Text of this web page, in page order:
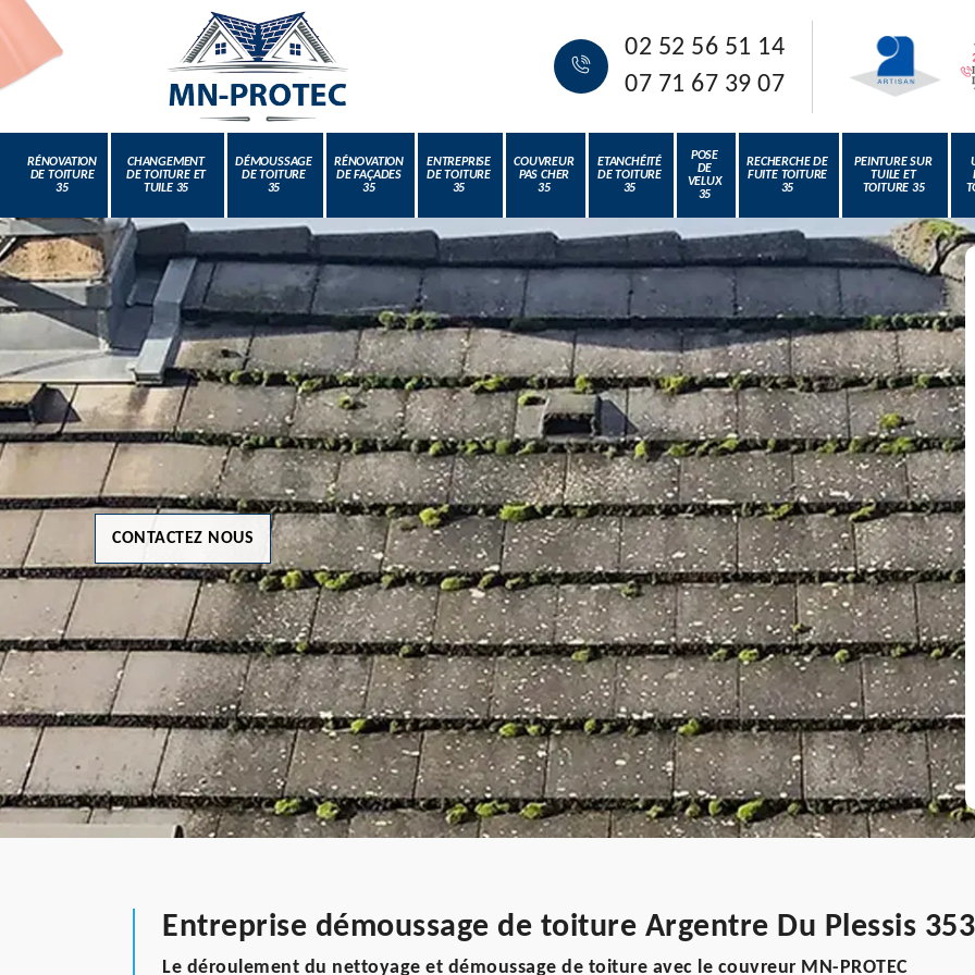
02 52 56 51 14
07 71 67 39 07
RÉNOVATION
DE TOITURE
35
CHANGEMENT
DE TOITURE ET
TUILE 35
DÉMOUSSAGE
DE TOITURE
35
RÉNOVATION
DE FAÇADES
35
ENTREPRISE
DE TOITURE
35
COUVREUR
PAS CHER
35
ETANCHÉITÉ
DE TOITURE
35
POSE
DE
VELUX
35
RECHERCHE DE
FUITE TOITURE
35
PEINTURE SUR
TUILE ET
TOITURE 35
CONTACTEZ NOUS
Entreprise démoussage de toiture Argentre Du Plessis
Le déroulement du nettoyage et démoussage de toiture avec le couvreur MN-PROTEC